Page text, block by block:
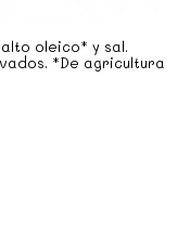
oleico* y sal.
*De agricultura